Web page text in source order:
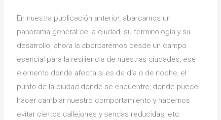
En nuestra publicación anterior, abarcamos un
panorama general de la ciudad, su terminología y su
desarrollo; ahora la abordaremos desde un campo
esencial para la resiliencia de nuestras ciudades, ese
elemento donde afecta si es de día o de noche, el
punto de la ciudad donde se encuentre, donde puede
hacer cambiar nuestro comportamiento y hacernos
evitar ciertos callejones y sendas reducidas, etc.